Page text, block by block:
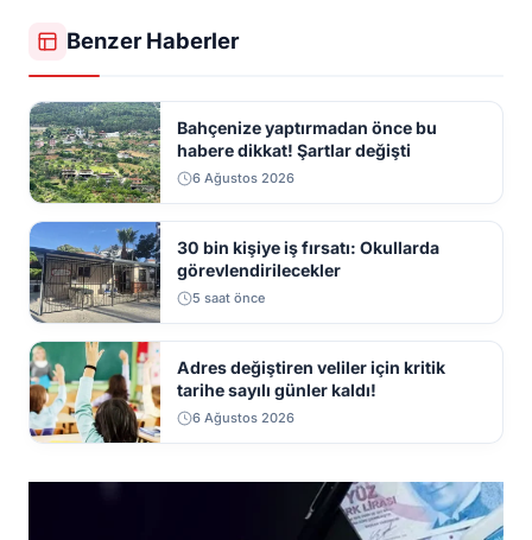
Benzer Haberler
Bahçenize yaptırmadan önce bu
habere dikkat! Şartlar değişti
6 Ağustos 2026
30 bin kişiye iş fırsatı: Okullarda
görevlendirilecekler
5 saat önce
Adres değiştiren veliler için kritik
tarihe sayılı günler kaldı!
6 Ağustos 2026